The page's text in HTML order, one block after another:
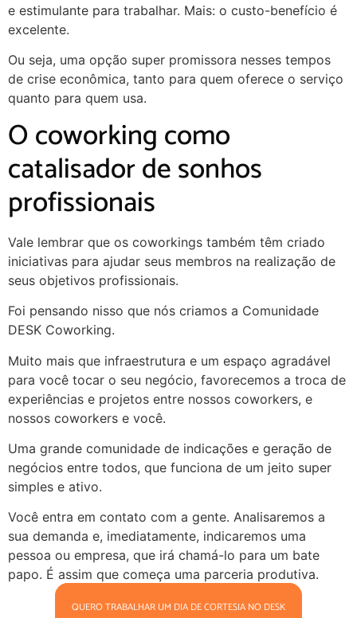
e estimulante para trabalhar. Mais: o custo-benefício é
excelente.
Ou seja, uma opção super promissora nesses tempos
de crise econômica, tanto para quem oferece o serviço
quanto para quem usa.
O coworking como
catalisador de sonhos
profissionais
Vale lembrar que os coworkings também têm criado
iniciativas para ajudar seus membros na realização de
seus objetivos profissionais.
Foi pensando nisso que nós criamos a Comunidade
DESK Coworking.
Muito mais que infraestrutura e um espaço agradável
para você tocar o seu negócio, favorecemos a troca de
experiências e projetos entre nossos coworkers, e
nossos coworkers e você.
Uma grande comunidade de indicações e geração de
negócios entre todos, que funciona de um jeito super
simples e ativo.
Você entra em contato com a gente. Analisaremos a
sua demanda e, imediatamente, indicaremos uma
pessoa ou empresa, que irá chamá-lo para um bate
papo. É assim que começa uma parceria produtiva.
QUERO TRABALHAR UM DIA DE CORTESIA NO DESK